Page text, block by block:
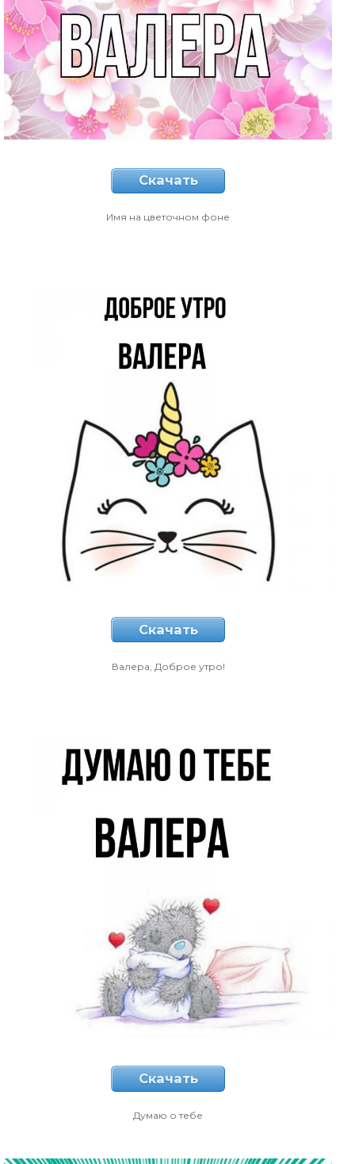
Скачать
Имя на цветочном фоне
Скачать
Валера, Доброе утро!
Скачать
Думаю о тебе